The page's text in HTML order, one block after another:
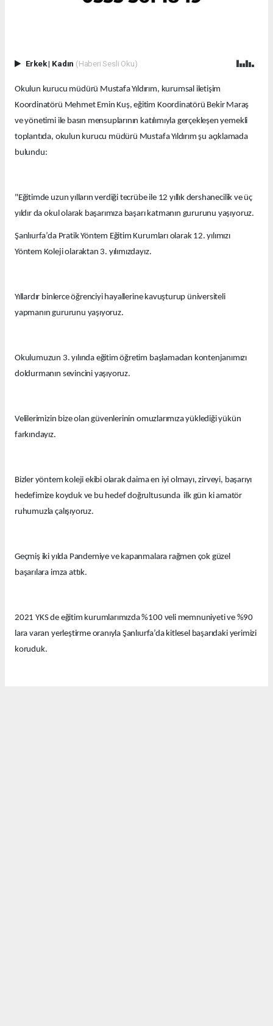
Erkek| Kadın (Haberi Sesli Oku)
Okulun kurucu müdürü Mustafa Yıldırım, kurumsal iletişim
Koordinatörü Mehmet Emin Kuş, eğitim Koordinatörü Bekir Maraş
ve yönetimi ile basın mensuplarının katılımıyla gerçekleşen yemekli
toplantıda, okulun kurucu müdürü Mustafa Yıldırım şu açıklamada
bulundu:
"Eğitimde uzun yılların verdiği tecrübe ile 12 yıllık dershanecilik ve üç
yıldır da okul olarak başarımıza başarı katmanın gururunu yaşıyoruz.
Şanlıurfa’da Pratik Yöntem Eğitim Kurumları olarak 12. yılımızı
Yöntem Koleji olaraktan 3. yılımızdayız.
Yıllardır binlerce öğrenciyi hayallerine kavuşturup üniversiteli
yapmanın gururunu yaşıyoruz.
Okulumuzun 3. yılında eğitim öğretim başlamadan kontenjanımızı
doldurmanın sevincini yaşıyoruz.
Velilerimizin bize olan güvenlerinin omuzlarımıza yüklediği yükün
farkındayız.
Bizler yöntem koleji ekibi olarak daima en iyi olmayı, zirveyi, başarıyı
hedefimize koyduk ve bu hedef doğrultusunda ilk gün ki amatör
ruhumuzla çalışıyoruz.
Geçmiş iki yılda Pandemiye ve kapanmalara rağmen çok güzel
başarılara imza attık.
2021 YKS de eğitim kurumlarımızda %100 veli memnuniyeti ve %90
lara varan yerleştirme oranıyla Şanlıurfa’da kitlesel başarıdaki yerimizi
koruduk.